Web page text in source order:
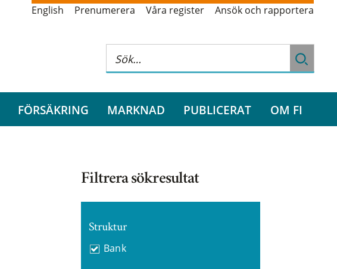
English Prenumerera Våra register Ansök och rapportera
FÖRSÄKRING MARKNAD PUBLICERAT OM FI
Filtrera sökresultat
Struktur
Bank